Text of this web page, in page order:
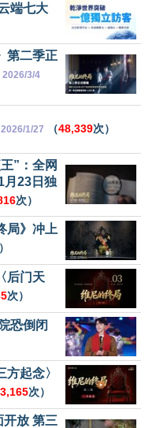
端七大
第二季正
2026/3/4
2026/1/27 （48,339次）
”：全网
月23日独
次）
局》冲上
后门天
次）
恐倒闭
起念〉
次）
开放 第三